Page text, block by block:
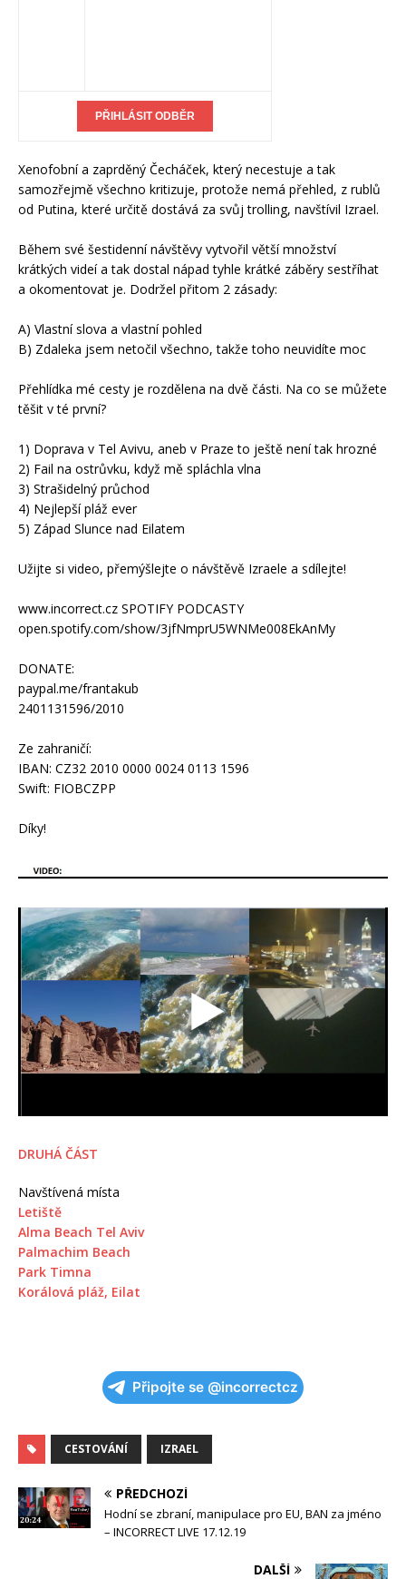
Xenofobní a zaprděný Čecháček, který necestuje a tak
samozřejmě všechno kritizuje, protože nemá přehled, z rublů
od Putina, které určitě dostává za svůj trolling, navštívil Izrael.
Během své šestidenní návštěvy vytvořil větší množství
krátkých videí a tak dostal nápad tyhle krátké záběry sestříhat
a okomentovat je. Dodržel přitom 2 zásady:
A) Vlastní slova a vlastní pohled
B) Zdaleka jsem netočil všechno, takže toho neuvidíte moc
Přehlídka mé cesty je rozdělena na dvě části. Na co se můžete
těšit v té první?
1) Doprava v Tel Avivu, aneb v Praze to ještě není tak hrozné
2) Fail na ostrůvku, když mě spláchla vlna
3) Strašidelný průchod
4) Nejlepší pláž ever
5) Západ Slunce nad Eilatem
Užijte si video, přemýšlejte o návštěvě Izraele a sdílejte!
www.incorrect.cz SPOTIFY PODCASTY
open.spotify.com/show/3jfNmprU5WNMe008EkAnMy
DONATE:
paypal.me/frantakub
2401131596/2010
Ze zahraničí:
IBAN: CZ32 2010 0000 0024 0113 1596
Swift: FIOBCZPP
Díky!
DRUHÁ ČÁST
Navštívená místa
Letiště
Alma Beach Tel Aviv
Palmachim Beach
Park Timna
Korálová pláž, Eilat
Připojte se @incorrectcz
CESTOVÁNÍ IZRAEL
PŘEDCHOZÍ
Hodní se zbraní, manipulace pro EU, BAN za jméno
– INCORRECT LIVE 17.12.19
DALŠÍ